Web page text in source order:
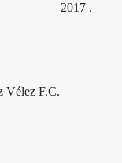
2017 .
Vélez F.C.